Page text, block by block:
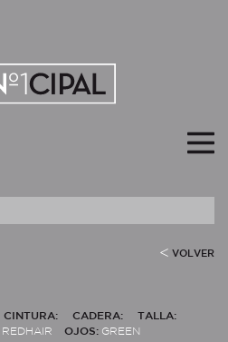
VOLVER
CINTURA: CADERA:
TALLA:
REDHAIR OJOS: GREEN